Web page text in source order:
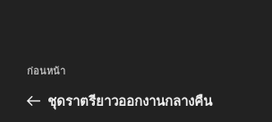
แนะแนว
เรื่อง
เรื่อง
ก่อน
ก่อนหน้า
ชุดราตรียาวออกงานกลางคืน